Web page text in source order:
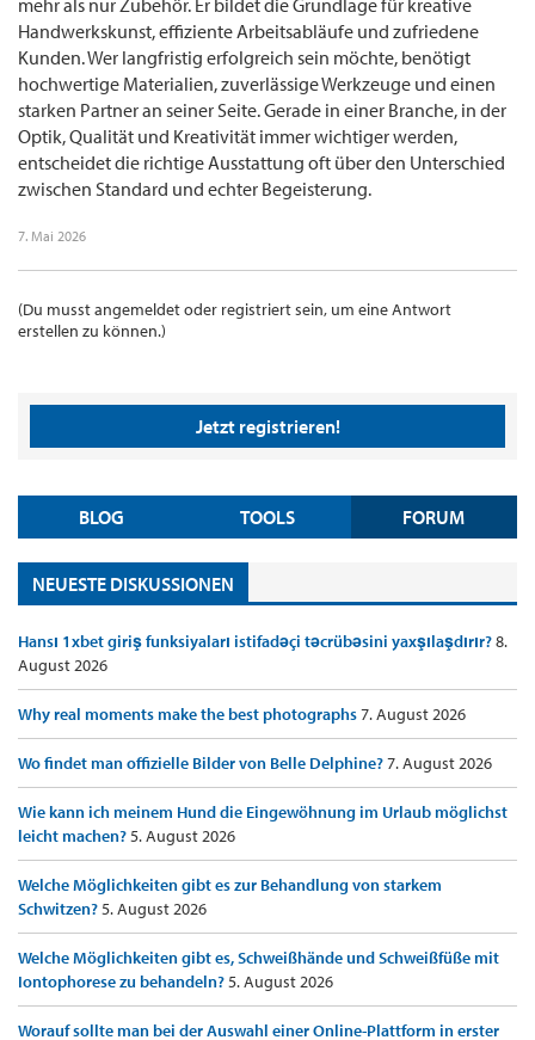
mehr als nur Zubehör. Er bildet die Grundlage für kreative
Handwerkskunst, effiziente Arbeitsabläufe und zufriedene
Kunden. Wer langfristig erfolgreich sein möchte, benötigt
hochwertige Materialien, zuverlässige Werkzeuge und einen
starken Partner an seiner Seite. Gerade in einer Branche, in der
Optik, Qualität und Kreativität immer wichtiger werden,
entscheidet die richtige Ausstattung oft über den Unterschied
zwischen Standard und echter Begeisterung.
7. Mai 2026
(Du musst angemeldet oder registriert sein, um eine Antwort
erstellen zu können.)
Jetzt registrieren!
BLOG TOOLS FORUM
NEUESTE DISKUSSIONEN
Hansı 1xbet giriş funksiyaları istifadəçi təcrübəsini yaxşılaşdırır?8.
August 2026
Why real moments make the best photographs7. August 2026
Wo findet man offizielle Bilder von Belle Delphine?7. August 2026
Wie kann ich meinem Hund die Eingewöhnung im Urlaub möglichst
leicht machen?5. August 2026
Welche Möglichkeiten gibt es zur Behandlung von starkem
Schwitzen?5. August 2026
Welche Möglichkeiten gibt es, Schweißhände und Schweißfüße mit
Iontophorese zu behandeln?5. August 2026
Worauf sollte man bei der Auswahl einer Online-Plattform in erster